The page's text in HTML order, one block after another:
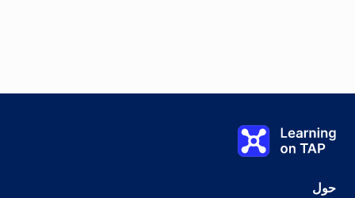
0%
الدرس الثاني
الدرس:
Learning on TAP الصفحة الرئيسية
حول